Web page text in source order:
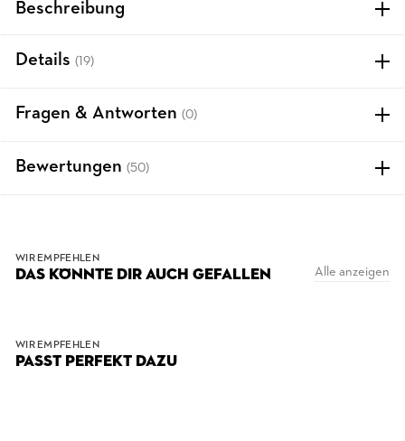
Beschreibung
Details (19)
Fragen & Antworten (0)
Bewertungen (50)
WIR EMPFEHLEN
DAS KÖNNTE DIR AUCH GEFALLEN Alle anzeigen
WIR EMPFEHLEN
PASST PERFEKT DAZU